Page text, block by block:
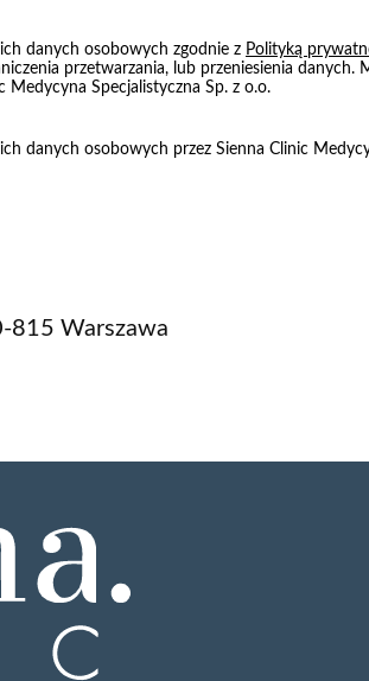
danych osobowych zgodnie z Polityką
przetwarzania, lub przeniesienia
Medycyna Specjalistyczna Sp. z o.o.
danych osobowych przez Sienna Clinic
815 Warszawa